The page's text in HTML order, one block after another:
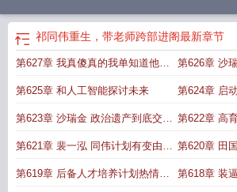
祁同伟重生，带老师跨部进阁最新章节
第627章 我真傻真的我单知道他喜
好冲队友
第626章 沙
队友
第625章 和人工智能探讨未来 第624章 启
载体
第623章 沙瑞金 政治遗产到底交给
谁好呢太难选了
第622章 高
磨沙瑞金
第621章 裴一泓 同伟计划有变由你
担任汉东省长
第620章 田
记又是我出
第619章 后备人才培养计划热情怪 第618章 装